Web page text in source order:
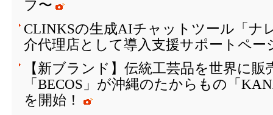
フ〜
CLINKSの生成AIチャットツール「ナ
介代理店として導入支援サポートペー
【新ブランド】伝統工芸品を世界に販
「BECOS」が沖縄のたからもの「
を開始！